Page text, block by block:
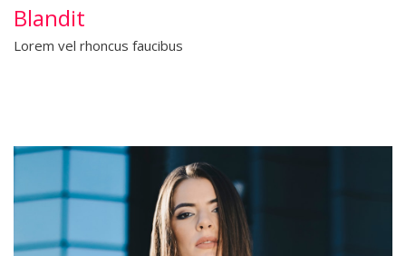
Blandit
Lorem vel rhoncus faucibus